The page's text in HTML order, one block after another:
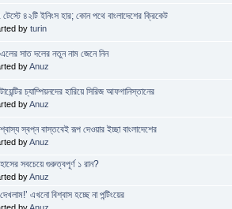
টেস্টে ৪২টি ইনিংস হার; কোন পথে বাংলাদেশের ক্রিকেট
by turin
সাত দলের নতুন নাম জেনে নিন
byAnuz
চ্যাম্পিয়নদের হারিয়ে সিরিজ আফগানিস্তানের
byAnuz
স্বপ্ন বাস্তবেই রূপ দেওয়ার ইচ্ছা বাংলাদেশের
byAnuz
সবচেয়ে গুরুত্বপূর্ণ ১ রান?
byAnuz
এখনো বিশ্বাস হচ্ছে না পন্টিংয়ের
byAnuz